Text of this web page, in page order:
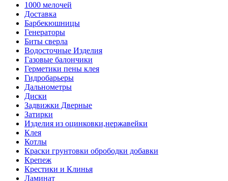
1000 мелочей
Доставка
Барбекюшницы
Генераторы
Биты сверла
Водосточные Изделия
Газовые балончики
Герметики пены клея
Гидробарьеры
Дальнометры
Диски
Задвижки Дверные
Затирки
Изделия из оцинковки,нержавейки
Клея
Котлы
Краски грунтовки обрободки добавки
Крепеж
Крестики и Клинья
Ламинат